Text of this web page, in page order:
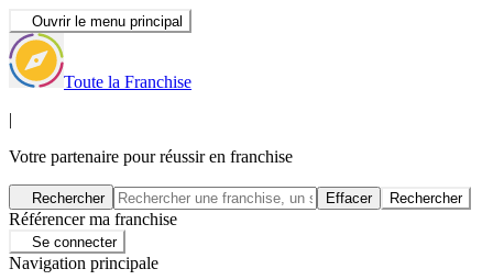
Ouvrir le menu principal
Toute la Franchise
|
Votre partenaire pour réussir en franchise
Rechercher Effacer Rechercher
Référencer ma franchise
Se connecter
Navigation principale